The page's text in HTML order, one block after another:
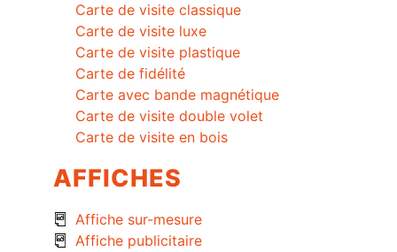
Carte de visite classique
Carte de visite luxe
Carte de visite plastique
Carte de fidélité
Carte avec bande magnétique
Carte de visite double volet
Carte de visite en bois
AFFICHES
Affiche sur-mesure
Affiche publicitaire